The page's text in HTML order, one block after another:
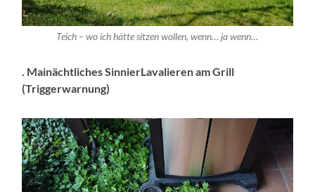
Teich – wo ich hätte sitzen wollen, wenn… ja wenn…
. Mainächtliches SinnierLavalieren am Grill
(Triggerwarnung)